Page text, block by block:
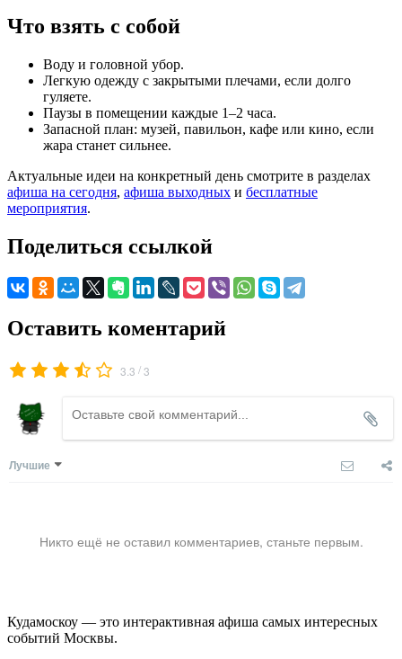
Что взять с собой
Воду и головной убор.
Легкую одежду с закрытыми плечами, если долго
гуляете.
Паузы в помещении каждые 1–2 часа.
Запасной план: музей, павильон, кафе или кино, если
жара станет сильнее.
Актуальные идеи на конкретный день смотрите в разделах
афиша на сегодня, афиша выходных и бесплатные
мероприятия.
Поделиться ссылкой
Оставить коментарий
3.3 /3
Лучшие
Никто ещё не оставил комментариев, станьте первым.
Кудамоскоу — это интерактивная афиша самых интересных
событий Москвы.